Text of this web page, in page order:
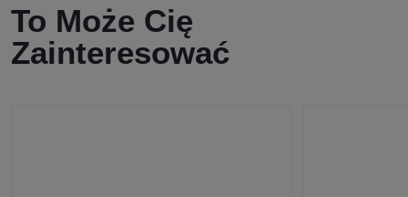
To Może Cię
Zainteresować